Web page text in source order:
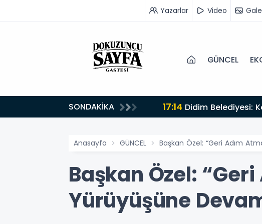
Yazarlar Video
GÜNCEL
SONDAKİKA 17:14 Didim Belediyesi:
Anasayfa GÜNCEL Başkan Özel: “Geri Adım
Başkan Özel:
Yürüyüşüne